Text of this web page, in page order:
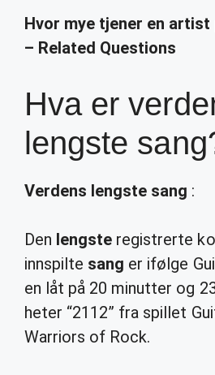
Hvor mye tjener en artist
– Related Questions
Hva er
lengste
Verdens lengste sang :
Den lengste registrerte
innspilte sang er ifølge
en låt på 20 minutter og
heter “2112” fra spillet
Warriors of Rock.